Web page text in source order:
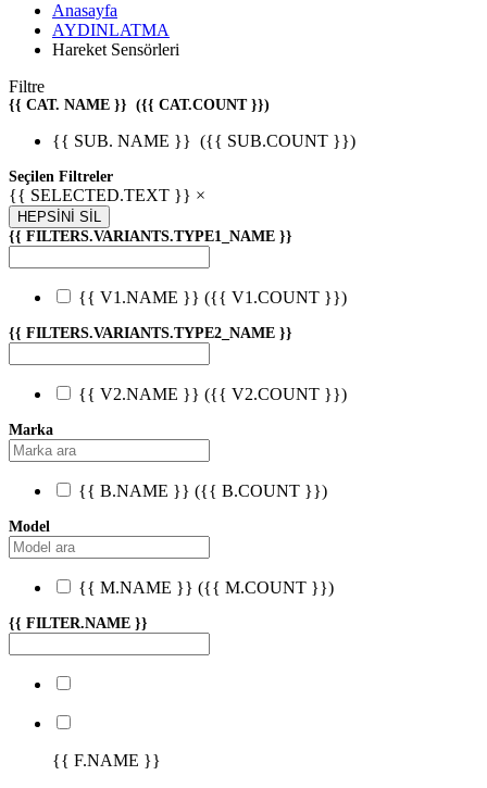
Anasayfa
AYDINLATMA
Hareket Sensörleri
Filtre
{{ CAT. NAME }} ({{ CAT.COUNT }})
{{ SUB. NAME }} ({{ SUB.COUNT }})
Seçilen Filtreler
{{ SELECTED.TEXT }} ×
HEPSİNİ SİL
{{ FILTERS.VARIANTS.TYPE1_NAME }}
{{ V1.NAME }} ({{ V1.COUNT }})
{{ FILTERS.VARIANTS.TYPE2_NAME }}
{{ V2.NAME }} ({{ V2.COUNT }})
Marka
{{ B.NAME }} ({{ B.COUNT }})
Model
{{ M.NAME }} ({{ M.COUNT }})
{{ FILTER.NAME }}
{{ F.NAME }}